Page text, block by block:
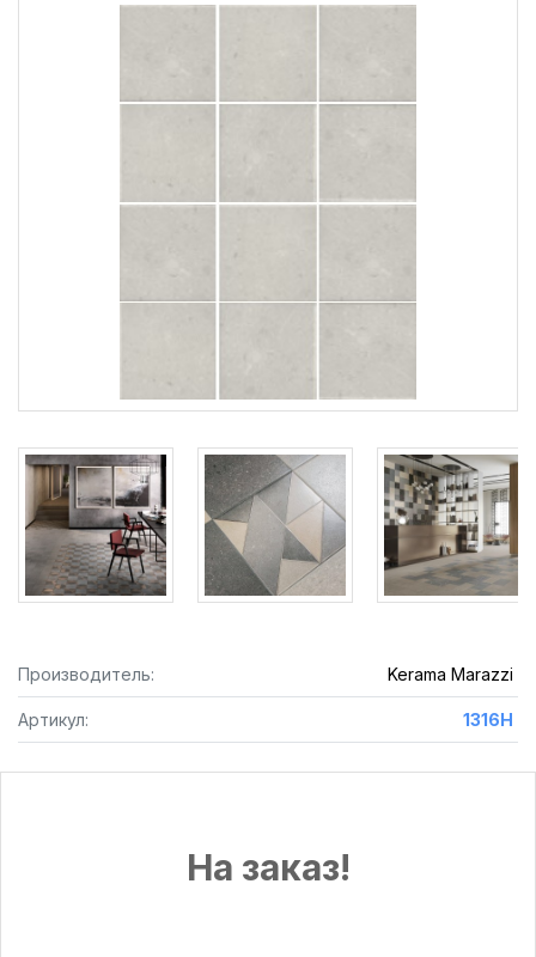
Производитель: Kerama Marazzi
Артикул: 1316H
На заказ!